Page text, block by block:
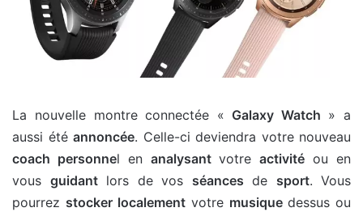
La nouvelle montre connectée « Galaxy Watch » a
aussi été annoncée. Celle-ci deviendra votre nouveau
coach personnel en analysantvotreactivité ou en
vous guidantlors de vos séances de sport. Vous
pourrez stocker localement votre musiquedessus ou